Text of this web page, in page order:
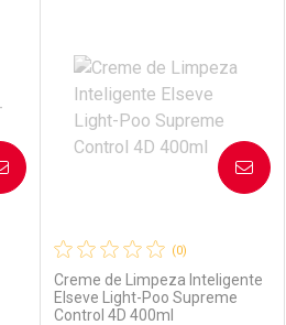
Laboratório
Por Menos
(0)
Creme de Limpeza Inteligente
Elseve Light-Poo Supreme
Control 4D 400ml
AVISE-ME